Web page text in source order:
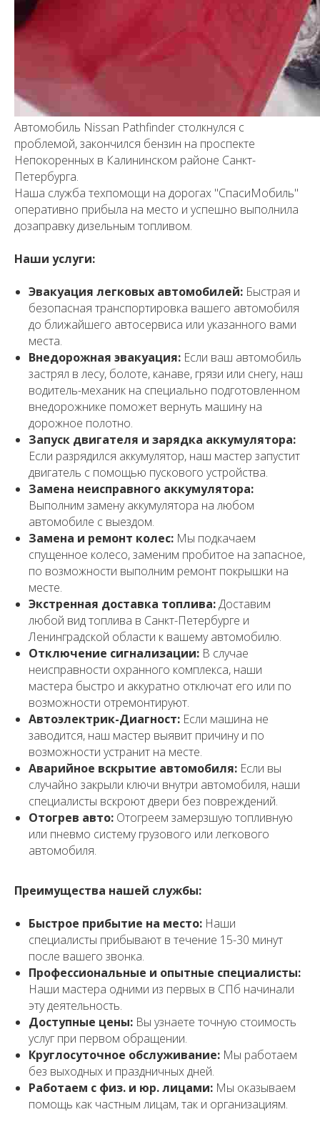
Автомобиль Nissan Pathfinder столкнулся с
проблемой, закончился бензин на проспекте
Непокоренных в Калининском районе Санкт-
Петербурга.
Наша служба техпомощи на дорогах "СпасиМобиль"
оперативно прибыла на место и успешно выполнила
дозаправку дизельным топливом.
Наши услуги:
Эвакуация легковых автомобилей: Быстрая и
безопасная транспортировка вашего автомобиля
до ближайшего автосервиса или указанного вами
места.
Внедорожная эвакуация: Если ваш автомобиль
застрял в лесу, болоте, канаве, грязи или снегу, наш
водитель-механик на специально подготовленном
внедорожнике поможет вернуть машину на
дорожное полотно.
Запуск двигателя и зарядка аккумулятора:
Если разрядился аккумулятор, наш мастер запустит
двигатель с помощью пускового устройства.
Замена неисправного аккумулятора:
Выполним замену аккумулятора на любом
автомобиле с выездом.
Замена и ремонт колес: Мы подкачаем
спущенное колесо, заменим пробитое на запасное,
по возможности выполним ремонт покрышки на
месте.
Экстренная доставка топлива:Доставим
любой вид топлива в Санкт-Петербурге и
Ленинградской области к вашему автомобилю.
Отключение сигнализации: В случае
неисправности охранного комплекса, наши
мастера быстро и аккуратно отключат его или по
возможности отремонтируют.
Автоэлектрик-Диагност: Если машина не
заводится, наш мастер выявит причину и по
возможности устранит на месте.
Аварийное вскрытие автомобиля: Если вы
случайно закрыли ключи внутри автомобиля, наши
специалисты вскроют двери без повреждений.
Отогрев авто: Отогреем замерзшую топливную
или пневмо систему грузового или легкового
автомобиля.
Преимущества нашей службы:
Быстрое прибытие на место: Наши
специалисты прибывают в течение 15-30 минут
после вашего звонка.
Профессиональные и опытные специалисты:
Наши мастера одними из первых в СПб начинали
эту деятельность.
Доступные цены: Вы узнаете точную стоимость
услуг при первом обращении.
Круглосуточное обслуживание: Мы работаем
без выходных и праздничных дней.
Работаем с физ. и юр. лицами: Мы оказываем
помощь как частным лицам, так и организациям.